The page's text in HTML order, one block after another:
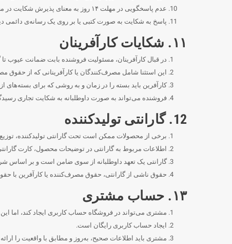
عدم پاسخگویی در مهلت ۱۴ روز به معنای پذیرش شکایت در محدوده درخواست مصرف‌کننده است، اگر چنین نتیجه‌ای از مقررات جاری قانون ناشی شود.
پاسخ به شکایت به صورت کتبی یا بر روی یک رسانه‌ی دائمی
۱۱. شکایات کارآفرینان
در قبال کارآفرینان، مسئولیت فروشنده بابت ضمانت عیوب
این استثنا شامل مصرف‌کنندگان یا کارآفرینانی که از حقوق
کارآفرین باید بسته را در زمان و به روشی که برای
فروشنده می‌تواند به صورت داوطلبانه به شکایت تجاری
12. گارانتی تولیدکننده
برخی از محصولات ممکن است تحت گارانتی تولیدکننده،
اطلاعات مربوط به گارانتی در توضیحات محصول، کارت
گارانتی یک تعهد داوطلبانه از سوی ضامن است و بر اساس
حقوق ناشی از گارانتی، حقوق مصرف‌کننده یا کارآفرین با
۱۳. حساب مشتری
مشتری می‌تواند در فروشگاه حساب کاربری ایجاد کند، اما
ایجاد حساب کاربری رایگان است.
مشتری باید اطلاعات صحیح، به‌روز و مطابق با واقعیت را